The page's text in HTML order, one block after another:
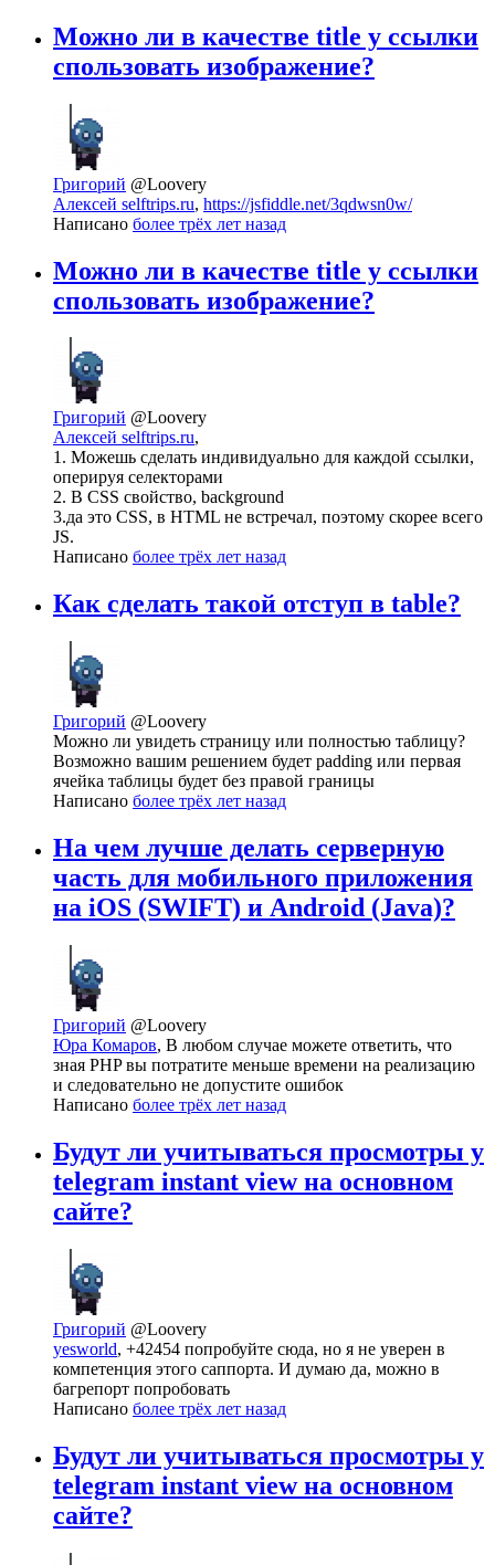
Можно ли в качестве title у ссылки
спользовать изображение?
Григорий @Loovery
Алексей selftrips.ru, https://jsfiddle.net/3qdwsn0w/
Написано более трёх лет назад
Можно ли в качестве title у ссылки
спользовать изображение?
Григорий @Loovery
Алексей selftrips.ru,
1. Можешь сделать индивидуально для каждой ссылки,
оперируя селекторами
2. В CSS свойство, background
3.да это CSS, в HTML не встречал, поэтому скорее всего
JS.
Написано более трёх лет назад
Как сделать такой отступ в table?
Григорий @Loovery
Можно ли увидеть страницу или полностью таблицу?
Возможно вашим решением будет padding или первая
ячейка таблицы будет без правой границы
Написано более трёх лет назад
На чем лучше делать серверную
часть для мобильного приложения
на iOS (SWIFT) и Android (Java)?
Григорий @Loovery
Юра Комаров, В любом случае можете ответить, что
зная PHP вы потратите меньше времени на реализацию
и следовательно не допустите ошибок
Написано более трёх лет назад
Будут ли учитываться просмотры у
telegram instant view на основном
сайте?
Григорий @Loovery
yesworld, +42454 попробуйте сюда, но я не уверен в
компетенция этого саппорта. И думаю да, можно в
багрепорт попробовать
Написано более трёх лет назад
Будут ли учитываться просмотры у
telegram instant view на основном
сайте?